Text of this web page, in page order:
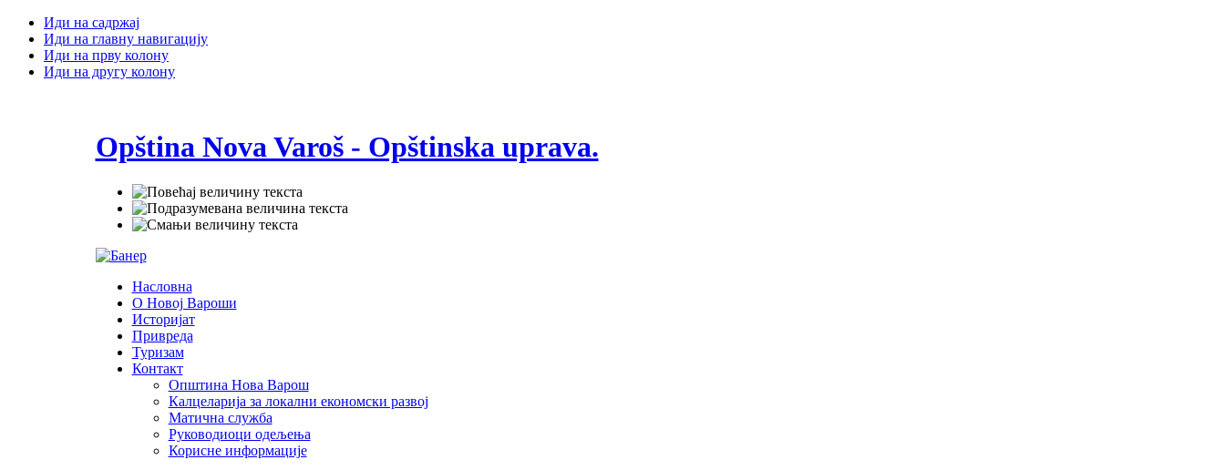
Иди на садржај
Иди на главну навигацију
Иди на прву колону
Иди на другу колону
Opština Nova Varoš - Opštinska uprava.
Насловна
О Новој Вароши
Историјат
Привреда
Туризам
Контакт
Општина Нова Варош
Калцеларија за локални економски развој
Матична служба
Руководиоци одељења
Корисне информације